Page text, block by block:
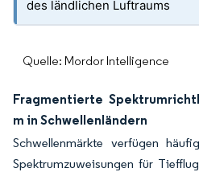
des ländlichen Luftraums
Quelle: Mordor Intelligence
Fragmentierte
m in Schwellenländern
Schwellenmärkte verfügen
Spektrumzuweisungen für